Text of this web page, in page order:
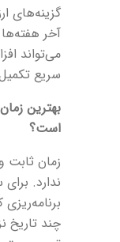
گزینه‌های
آخر
می‌تواند
سریع
بهترین
است؟
زمان ثابت
ندارد.
چند تاریخ